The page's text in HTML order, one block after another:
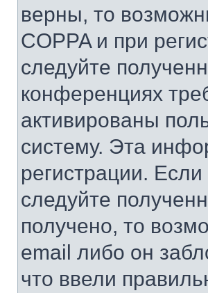
верны, то
COPPA и при
следуйте
конференциях
активированы
систему. Эта
регистрации.
следуйте
получено, то
email либо он
что ввели